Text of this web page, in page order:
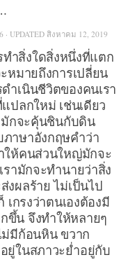
· UPDATED สิงหาคม 12, 2019
งใดสิ่งหนึ่งที่แตก
หมายถึงการเปลี่ยน
ำเนินชีวิตของคนเรา
ปลกใหม่ เช่นเดียว
มักจะคุ้นชินกับดิน
าษาอังกฤษคำว่า
ให้คนส่วนใหญ่มักจะ
รามักจะทำนายว่าสิ่ง
งผลร้าย ไม่เป็นไป
เกรงว่าตนเองต้องมี
ขึ้น จึงทำให้หลายๆ
มีก้อนหิน ขวาก
ยู่ในสภาวะย่ำอยู่กับ